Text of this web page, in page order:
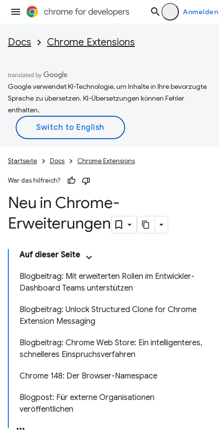
Anmelden
Docs Chrome Extensions
Google verwendet KI-Technologie, um Inhalte in Ihre bevorzugte
Sprache zu übersetzen. KI-Übersetzungen können Fehler
enthalten.
Startseite Docs Chrome Extensions
War das hilfreich?
Neu in Chrome-
Erweiterungen
Auf dieser Seite
Blogbeitrag: Mit erweiterten Rollen im Entwickler-
Dashboard Teams unterstützen
Blogbeitrag: Unlock Structured Clone for Chrome
Extension Messaging
Blogbeitrag: Chrome Web Store: Ein intelligenteres,
schnelleres Einspruchsverfahren
Chrome 148: Der Browser-Namespace
Blogpost: Für externe Organisationen
veröffentlichen